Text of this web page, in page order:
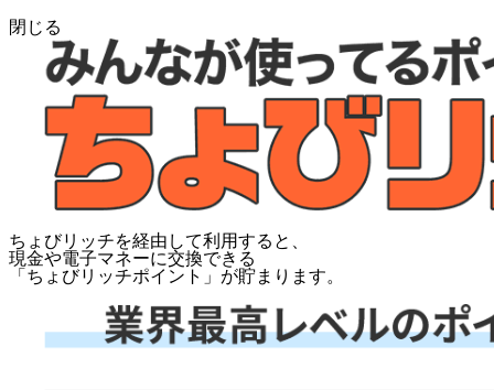
閉じる
ちょびリッチを経由して利用すると、
現金や電子マネーに交換できる
「 ちょびリッチポイント 」が貯まります。